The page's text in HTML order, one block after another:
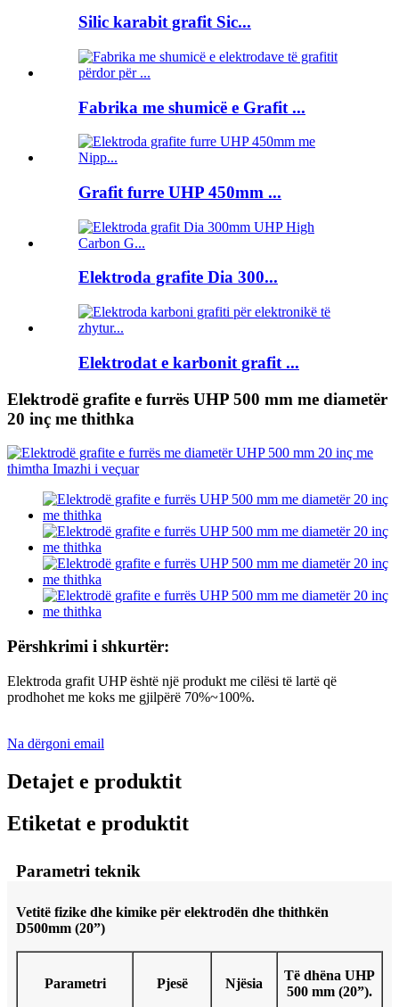
Silic karabit grafit Sic...
Fabrika me shumicë e Grafit ...
Grafit furre UHP 450mm ...
Elektroda grafite Dia 300...
Elektrodat e karbonit grafit ...
Elektrodë grafite e furrës UHP 500 mm me diametër
20 inç me thithka
Përshkrimi i shkurtër:
Elektroda grafit UHP është një produkt me cilësi të lartë që
prodhohet me koks me gjilpërë 70%~100%.
Na dërgoni email
Detajet e produktit
Etiketat e produktit
Parametri teknik
Vetitë fizike dhe kimike për elektrodën dhe thithkën
D500mm (20”)
Parametri Pjesë Njësia
Të dhëna UHP
500 mm (20”).